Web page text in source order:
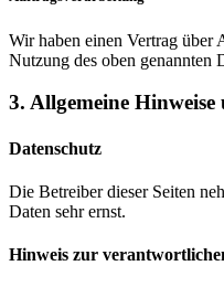
Wir haben einen Vertrag
Nutzung des oben genannten
3. Allgemeine
Datenschutz
Die Betreiber dieser Seiten
Daten sehr ernst.
Hinweis zur